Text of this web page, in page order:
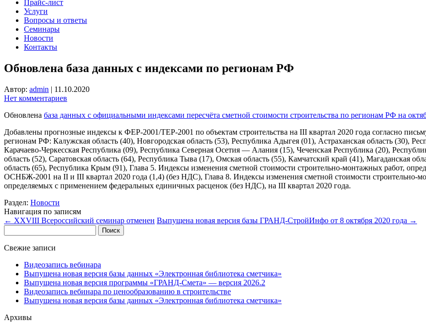
Прайс-лист
Услуги
Вопросы и ответы
Семинары
Новости
Контакты
Обновлена база данных с индексами по регионам РФ
Автор: admin | 11.10.2020
Нет комментариев
Обновлена база данных с официальными индексами пересчёта сметной стоимости строительства по регионам РФ на
Добавлены прогнозные индексы к ФЕР-2001/ТЕР-2001 по объектам строительства на III квартал 2020 года согласно
регионам РФ: Калужская область (40), Новгородская область (53), Республика Адыгея (01), Астраханская область (30),
Карачаево-Черкесская Республика (09), Республика Северная Осетия — Алания (15), Чеченская Республика (20),
область (52), Саратовская область (64), Республика Тыва (17), Омская область (55), Камчатский край (41), Магаданская
область (65), Республика Крым (91), Глава 5. Индексы изменения сметной стоимости строительно-монтажных работ,
ОСНБЖ-2001 на II и III квартал 2020 года (1,4) (без НДС), Глава 8. Индексы изменения сметной стоимости строительно-
определяемых с применением федеральных единичных расценок (без НДС), на III квартал 2020 года.
Раздел: Новости
Навигация по записям
← XXVIII Всероссийский семинар отменен Выпущена новая версия базы ГРАНД-СтройИнфо от 8 октября 2020 года →
Свежие записи
Видеозапись вебинара
Выпущена новая версия базы данных «Электронная библиотека сметчика»
Выпущена новая версия программы «ГРАНД-Смета» — версия 2026.2
Видеозапись вебинара по ценообразованию в строительстве
Выпущена новая версия базы данных «Электронная библиотека сметчика»
Архивы